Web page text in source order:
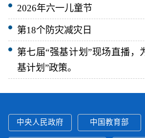
2026年六一儿童节
第18个防灾减灾日
第七届“强基计划”现场直播，
基计划”政策。
中央人民政府 中国教育部